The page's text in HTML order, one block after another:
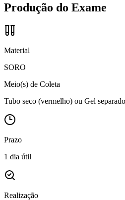
Produção do Exame
Material
SORO
Meio(s) de Coleta
Tubo seco (vermelho) ou Gel
Prazo
1 dia útil
Realização